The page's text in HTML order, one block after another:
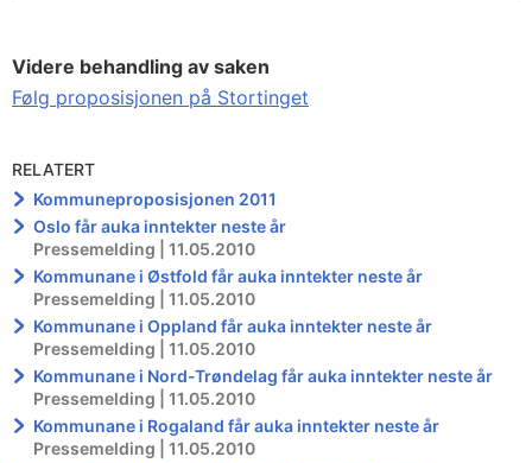
Videre behandling av saken
Følg proposisjonen på Stortinget
RELATERT
Kommuneproposisjonen 2011
Oslo får auka inntekter neste år
Pressemelding | 11.05.2010
Kommunane i Østfold får auka inntekter neste år
Pressemelding | 11.05.2010
Kommunane i Oppland får auka inntekter neste år
Pressemelding | 11.05.2010
Kommunane i Nord-Trøndelag får auka inntekter neste år
Pressemelding | 11.05.2010
Kommunane i Rogaland får auka inntekter neste år
Pressemelding | 11.05.2010